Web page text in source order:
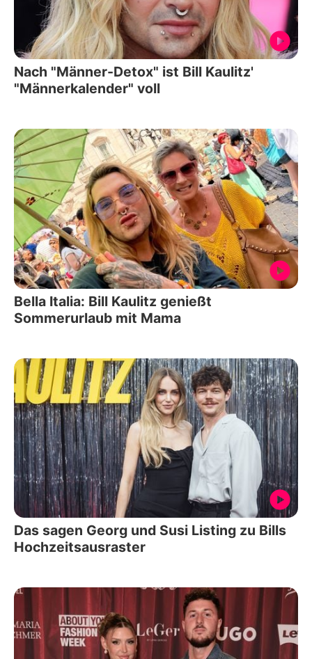
Nach "Männer-Detox" ist Bill Kaulitz'
"Männerkalender" voll
Bella Italia: Bill Kaulitz genießt
Sommerurlaub mit Mama
Das sagen Georg und Susi Listing zu Bills
Hochzeitsausraster